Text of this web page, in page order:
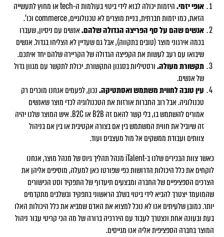
אופי יזמי.
היזמות יכולה לבוא לידי ביטוי בעולמות ה-tech או מחוץ לתעשייה
הזאת, כמו יזמות חברתית, בניית מוצרים לא טכנולוגיים, commerce וכו׳.
אנשים שהם על סף הפריצה הגדולה שלהם.אנשים עם ניסיון, שעברו
בכמה אירגוני מוצר (טובים בתקווה), אבל גם שעדיין לא הצליחו בגדול. אנשים
שיבואו עם רעב לעשות את הקפיצה הגדולה של הקריירה שלהם יחד איתכם.
תקשורת מעולה.ורסטיליות בסגנון התקשורת. יכולת לתקשר עם מגוון גדול
של אנשים.
עין טובה לחווית משתמש ואסתטיקה.נכון, לפעמים אנחנו מוכרים רק
טכנולוגיה. אבל רוב החברות אורזות את הטכנולוגיה לכדי מוצר שאנשים
אמורים להשתמש בו, בלי קשר להאם זה B2B או B2C. איש המוצר שלנו יהיה
זה שיוביל את חווית המשתמש בין אם בצורה אקטיבית או בין אם בניהול
צוותים ועבודת ממשקים אל מול מעצבים ועוד.
כאשר צוות הבכירים שלנו ב-iTalent מנהל תהליך גיוס של מנהל מוצר, אנחנו
לוקחים את כלל היכולות הדרושות כפי שפורטו כאן למעלה, מוסיפים אליהן את
הצרכים הספציפיים של החברה ומבצעים תיעדוף של התפקיד וסט הכישורים
שהמועמד יצטרך להביא לידי ביטוי בשלב הראשוני בתפקיד ובשלבים מתקדמים
יותר. כמובן שלעיתים אנו לא נוכל למצוא את האדם שמביא את כלל היכולות האלו
בעת ובעונה אחת ונצטרך לעבוד עם היררכיה ברורה של מה הכי קריטי עבור ניהול
המוצר בחברה הספציפית אליה אנו מגייסים.